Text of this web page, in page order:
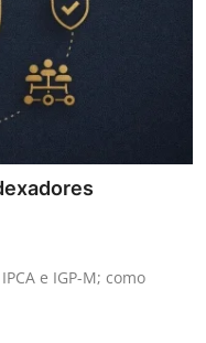
e IGP-M; como